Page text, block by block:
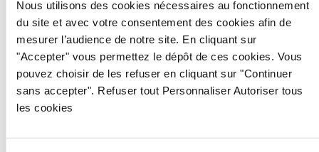
Nous utilisons des cookies nécessaires au fonctionnement
du site et avec votre consentement des cookies afin de
mesurer l’audience de notre site. En cliquant sur
"Accepter" vous permettez le dépôt de ces cookies. Vous
pouvez choisir de les refuser en cliquant sur "Continuer
sans accepter". Refuser tout Personnaliser Autoriser tous
les cookies